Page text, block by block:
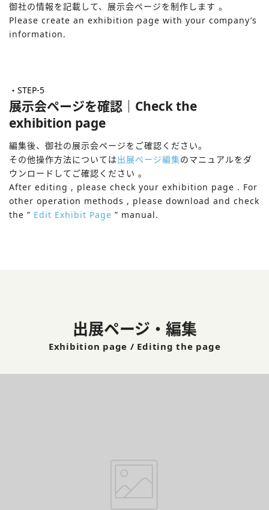
御社の情報を記載して、展示会ページを制作します 。
Please create an exhibition page with your company’s
information.
・STEP-5
展示会ページを確認｜Check the
exhibition page
編集後、御社の展示会ページをご確認ください。
その他操作方法については出展ページ編集のマニュアルをダ
ウンロードしてご確認ください 。
After editing , please check your exhibition page . For
other operation methods , please download and check
the ” Edit Exhibit Page ” manual.
出展ページ・編集
Exhibition page / Editing the page